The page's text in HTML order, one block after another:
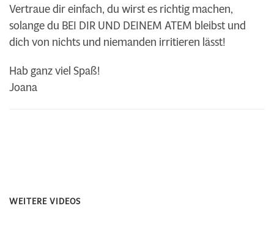
Vertraue dir einfach, du wirst es richtig machen,
solange du BEI DIR UND DEINEM ATEM bleibst und
dich von nichts und niemanden irritieren lässt!
Hab ganz viel Spaß!
Joana
WEITERE VIDEOS